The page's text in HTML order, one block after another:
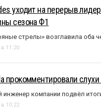
уходит на перерыв
сезона Ф1
стрелы» возглавила оба
11:20
прокомментировали
инженер компании подвёл
10:22